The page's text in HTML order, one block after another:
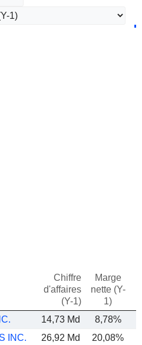
Chiffre
d'affaires
(Y-1)
Marge
nette (Y-
1)
14,73 Md 8,78%
INC.
26,92 Md 20,08%